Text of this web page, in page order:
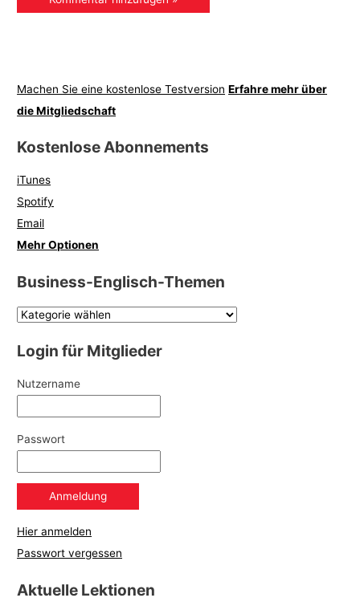
Machen Sie eine kostenlose Testversion Erfahre mehr über
die Mitgliedschaft
Kostenlose Abonnements
iTunes
Spotify
Email
Mehr Optionen
Business-Englisch-Themen
Login für Mitglieder
Nutzername
Passwort
Hier anmelden
Passwort vergessen
Aktuelle Lektionen